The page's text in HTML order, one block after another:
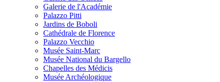
Galerie de l'Académie
Palazzo Pitti
Jardins de Boboli
Cathédrale de Florence
Palazzo Vecchio
Musée Saint-Marc
Musée National du Bargello
Chapelles des Médicis
Musée Archéologique